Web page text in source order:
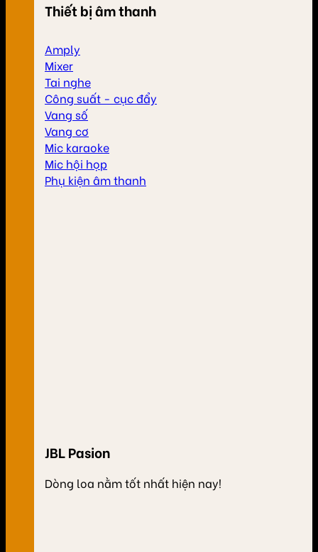
Thiết bị âm thanh
Amply
Mixer
Tai nghe
Công suất - cục đẩy
Vang số
Vang cơ
Mic karaoke
Mic hội họp
Phụ kiện âm thanh
JBL Pasion
Dòng loa nằm tốt nhất hiện nay!